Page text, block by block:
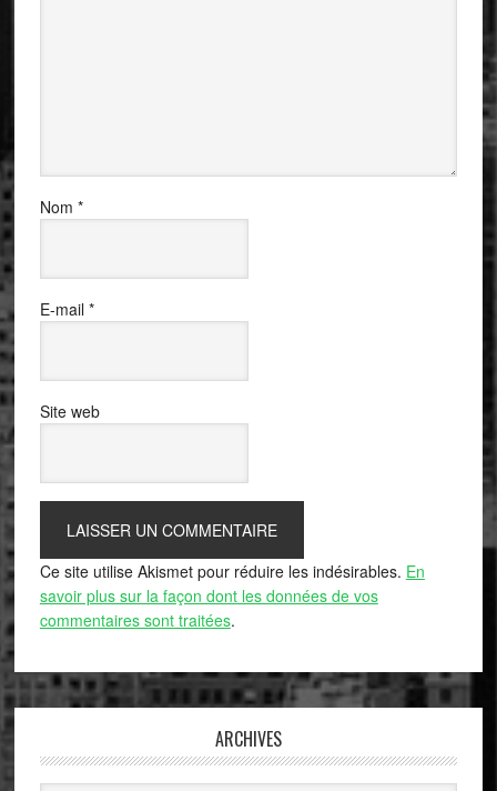
Nom *
E-mail *
Site web
Ce site utilise Akismet pour réduire les indésirables. En
savoir plus sur la façon dont les données de vos
commentaires sont traitées.
ARCHIVES